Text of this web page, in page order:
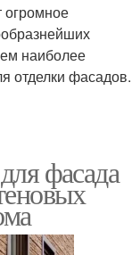
огромное
наиболее
отделки фасадов.
фасада